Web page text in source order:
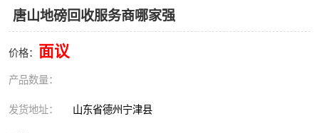
唐山地磅回收服务商哪家强
价格： 面议
产品数量：
发货地址： 山东省德州宁津县